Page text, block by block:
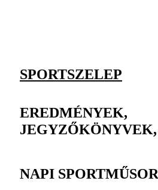
SPORTSZELEP
EREDMÉNYEK,
NAPI SPORTMŰSOR